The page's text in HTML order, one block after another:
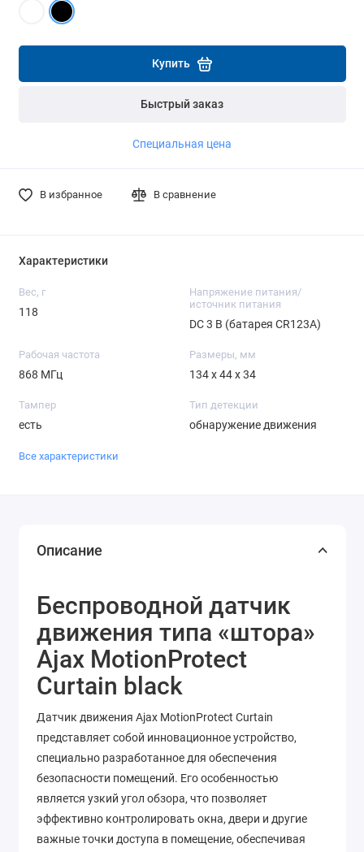
Купить
Быстрый заказ
Специальная цена
В избранное В сравнение
Характеристики
Вес, г
118
Напряжение питания/
источник питания
DC 3 В (батарея CR123A)
Рабочая частота
868 МГц
Размеры, мм
134 х 44 х 34
Тампер
есть
Тип детекции
обнаружение движения
Все характеристики
Описание
Беспроводной датчик
движения типа «штора»
Ajax MotionProtect
Curtain black
Датчик движения Ajax MotionProtect Curtain
представляет собой инновационное устройство,
специально разработанное для обеспечения
безопасности помещений. Его особенностью
является узкий угол обзора, что позволяет
эффективно контролировать окна, двери и другие
важные точки доступа в помещение, обеспечивая